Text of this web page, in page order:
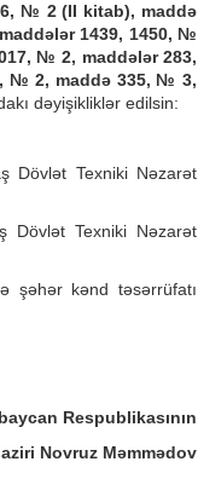
№ 2 (II kitab), maddə
1439, 1450, №
№ 2, maddələr 283,
№ 2, maddə 335, № 3,
dəyişikliklər edilsin:
Dövlət Texniki Nəzarət
Dövlət Texniki Nəzarət
şəhər kənd təsərrüfatı
Respublikasının
Məmmədov